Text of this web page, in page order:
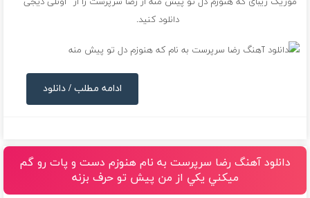
دانلود کنید.
ادامه مطلب / دانلود
دانلود آهنگ رضا سرپرست به نام هنوزم دست و پات رو گم
ميكني يكي از من پيش تو حرف بزنه